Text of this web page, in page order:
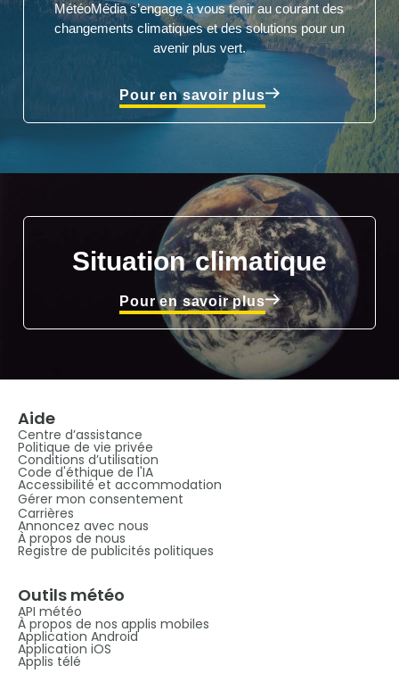
MétéoMédia s’engage à vous tenir au courant des
changements climatiques et des solutions pour un
avenir plus vert.
Pour en savoir plus
Situation climatique
Pour en savoir plus
Aide
Centre d’assistance
Politique de vie privée
Conditions d’utilisation
Code d'éthique de l'IA
Accessibilité et accommodation
Gérer mon consentement
Carrières
Annoncez avec nous
À propos de nous
Registre de publicités politiques
Outils météo
API météo
À propos de nos applis mobiles
Application Android
Application iOS
Applis télé